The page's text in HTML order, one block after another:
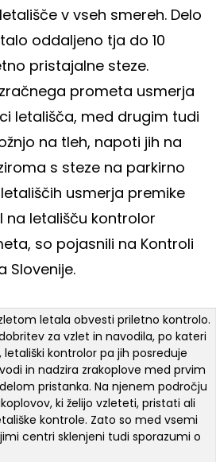
v vseh smereh. Delo
oddaljeno tja do 10
pristajalne steze.
prometa usmerja
letališča, med drugim tudi
na tleh, napoti jih na
s steze na parkirno
usmerja premike
na letališču kontrolor
so pojasnili na Kontroli
Slovenije.
letala obvesti priletno kontrolo.
za vzlet in navodila, po kateri
kontrolor pa jih posreduje
in nadzira zrakoplove med prvim
pristanka. Na njenem področju
ki želijo vzleteti, pristati ali
kontrole. Zato so med vsemi
centri sklenjeni tudi sporazumi o